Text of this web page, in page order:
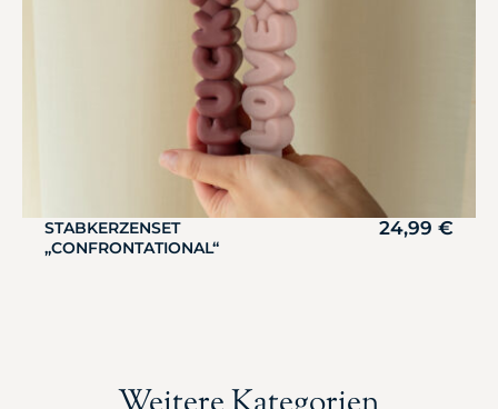
STABKERZENSET
„CONFRONTATIONAL“
24,99 €